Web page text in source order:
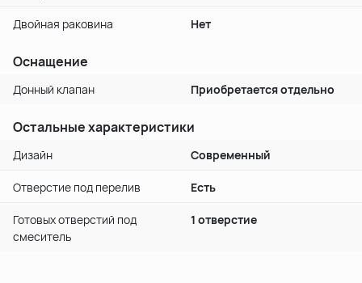
Двойная раковина Нет
Оснащение
Донный клапан Приобретается отдельно
Остальные характеристики
Дизайн Современный
Отверстие под перелив Есть
Готовых отверстий под
смеситель
1 отверстие